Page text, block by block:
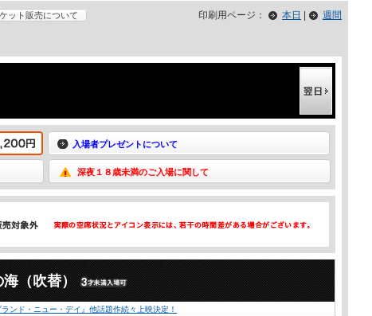
ット販売について 印刷用ページ： 本日 週間
入場者プレゼントについて
深夜１８歳未満のご入場に関して
（吹替）
ンド・ニュー・デイ』他話題作続々上映決定！